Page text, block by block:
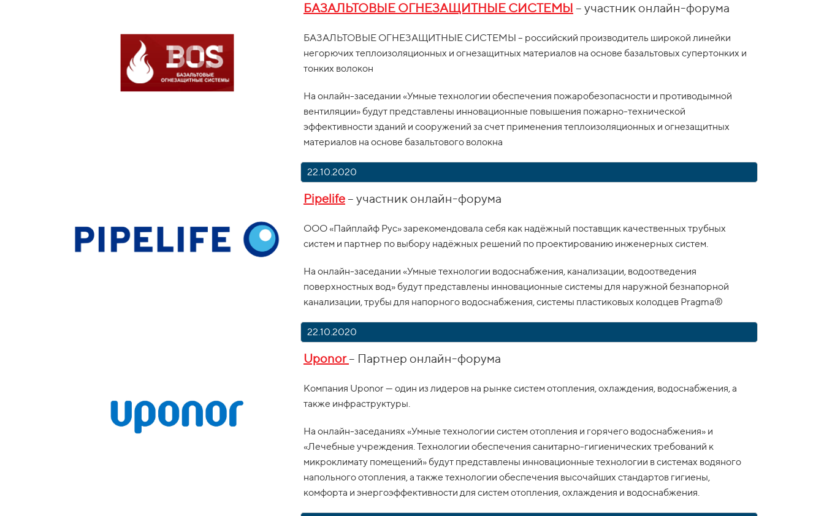
БАЗАЛЬТОВЫЕ ОГНЕЗАЩИТНЫЕ СИСТЕМЫ – участник онлайн-форума
БАЗАЛЬТОВЫЕ ОГНЕЗАЩИТНЫЕ СИСТЕМЫ – российский производитель широкой линейки
негорючих теплоизоляционных и огнезащитных материалов на основе базальтовых супертонких и
тонких волокон
На онлайн-заседании «Умные технологии обеспечения пожаробезопасности и противодымной
вентиляции» будут представлены инновационные повышения пожарно-технической
эффективности зданий и сооружений за счет применения теплоизоляционных и огнезащитных
материалов на основе базальтового волокна
22.10.2020
Pipelife – участник онлайн-форума
ООО «Пайплайф Рус» зарекомендовала себя как надёжный поставщик качественных трубных
систем и партнер по выбору надёжных решений по проектированию инженерных систем.
На онлайн-заседании «Умные технологии водоснабжения, канализации, водоотведения
поверхностных вод» будут представлены инновационные системы для наружной безнапорной
канализации, трубы для напорного водоснабжения, системы пластиковых колодцев Pragma®
22.10.2020
Uponor – Партнер онлайн-форума
Компания Uponor — один из лидеров на рынке систем отопления, охлаждения, водоснабжения, а
также инфраструктуры.
На онлайн-заседаниях «Умные технологии систем отопления и горячего водоснабжения» и
«Лечебные учреждения. Технологии обеспечения санитарно-гигиенических требований к
микроклимату помещений» будут представлены инновационные технологии в системах водяного
напольного отопления, а также технологии обеспечения высочайших стандартов гигиены,
комфорта и энергоэффективности для систем отопления, охлаждения и водоснабжения.